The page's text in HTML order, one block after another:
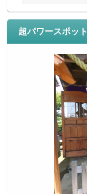
超パワースポット